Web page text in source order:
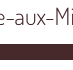
aux-